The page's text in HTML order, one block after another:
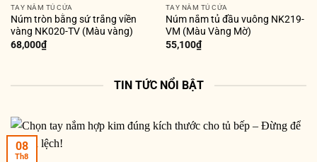
TAY NẮM TỦ CỬA
Núm tròn bằng sứ trắng viền
vàng NK020-TV (Màu vàng)
68,000₫
TAY NẮM TỦ CỬA
Núm nắm tủ đầu vuông NK219-
VM (Màu Vàng Mờ)
55,100₫
TIN TỨC NỔI BẬT
08
Th8